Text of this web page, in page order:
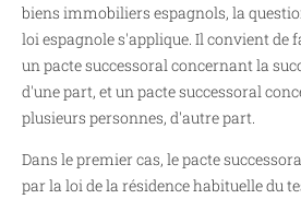
biens immobiliers espagnols, la
loi espagnole s'applique. Il convient de
un pacte successoral concernant la
d'une part, et un pacte successoral
plusieurs personnes, d'autre part.
Dans le premier cas, le pacte
par la loi de la résidence habituelle du